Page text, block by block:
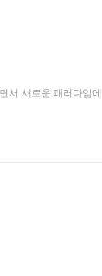
서 새로운 패러다임